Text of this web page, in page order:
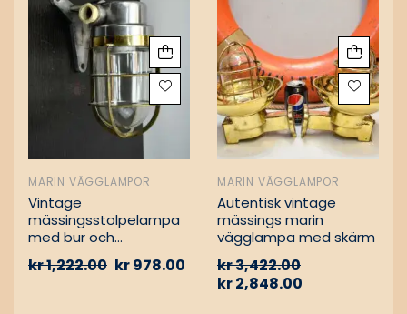
MARIN VÄGGLAMPOR
Vintage
mässingsstolpelampa
med bur och
Nautisk
kr1,222.00 kr978.00
MARIN VÄGGLAMPOR
Autentisk vintage
mässings marin
vägglampa med skärm
kr3,422.00
kr2,848.00